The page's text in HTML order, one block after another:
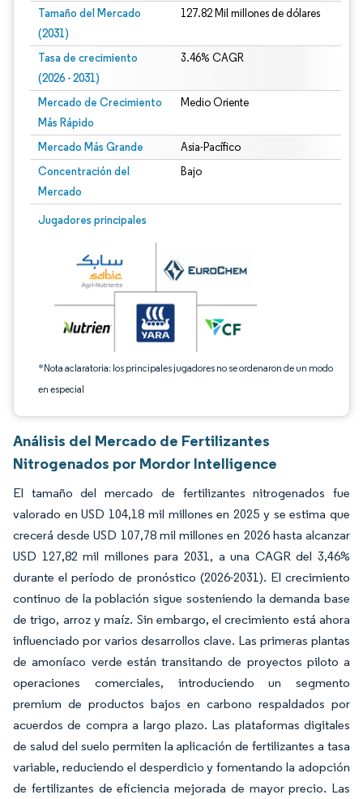
Tamaño del Mercado
(2031)
127.82 Mil millones de dólares
Tasa de crecimiento
(2026 - 2031)
3.46% CAGR
Mercado de Crecimiento
Más Rápido
Medio Oriente
Mercado Más Grande Asia-Pacífico
Concentración del
Mercado
Bajo
Jugadores principales
*Nota aclaratoria: los principales jugadores no se ordenaron de un modo
en especial
Imagen © Mordor Intelligence. El uso requiere atribución según CC BY 4.0.
Análisis del Mercado de Fertilizantes
Nitrogenados por Mordor Intelligence
El tamaño del mercado de fertilizantes nitrogenados fue
valorado en USD 104,18 mil millones en 2025 y se estima que
crecerá desde USD 107,78 mil millones en 2026 hasta alcanzar
USD 127,82 mil millones para 2031, a una CAGR del 3,46%
durante el período de pronóstico (2026-2031). El crecimiento
continuo de la población sigue sosteniendo la demanda base
de trigo, arroz y maíz. Sin embargo, el crecimiento está ahora
influenciado por varios desarrollos clave. Las primeras plantas
de amoníaco verde están transitando de proyectos piloto a
operaciones comerciales, introduciendo un segmento
premium de productos bajos en carbono respaldados por
acuerdos de compra a largo plazo. Las plataformas digitales
de salud del suelo permiten la aplicación de fertilizantes a tasa
variable, reduciendo el desperdicio y fomentando la adopción
de fertilizantes de eficiencia mejorada de mayor precio. Las